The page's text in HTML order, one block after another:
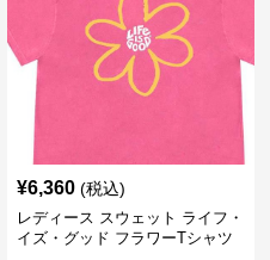
¥6,360 (税込)
レディース スウェット ライフ・
イズ・グッド フラワーTシャツ